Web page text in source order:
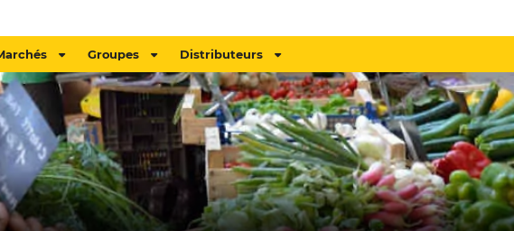
Groupes Distributeurs